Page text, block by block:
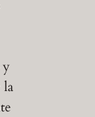
y
la